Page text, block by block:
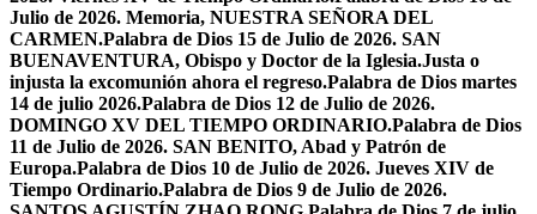
Julio de 2026. Memoria, NUESTRA SEÑORA DEL
CARMEN.Palabra de Dios 15 de Julio de 2026. SAN
BUENAVENTURA, Obispo y Doctor de la Iglesia.Justa o
injusta la excomunión ahora el regreso.Palabra de Dios martes
14 de julio 2026.Palabra de Dios 12 de Julio de 2026.
DOMINGO XV DEL TIEMPO ORDINARIO.Palabra de Dios
11 de Julio de 2026. SAN BENITO, Abad y Patrón de
Europa.Palabra de Dios 10 de Julio de 2026. Jueves XIV de
Tiempo Ordinario.Palabra de Dios 9 de Julio de 2026.